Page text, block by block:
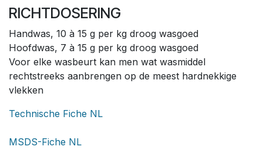
RICHTDOSERING
Handwas, 10 à 15 g per kg droog wasgoed
Hoofdwas, 7 à 15 g per kg droog wasgoed
Voor elke wasbeurt kan men wat wasmiddel
rechtstreeks aanbrengen op de meest hardnekkige
vlekken
Technische Fiche NL
MSDS-Fiche NL